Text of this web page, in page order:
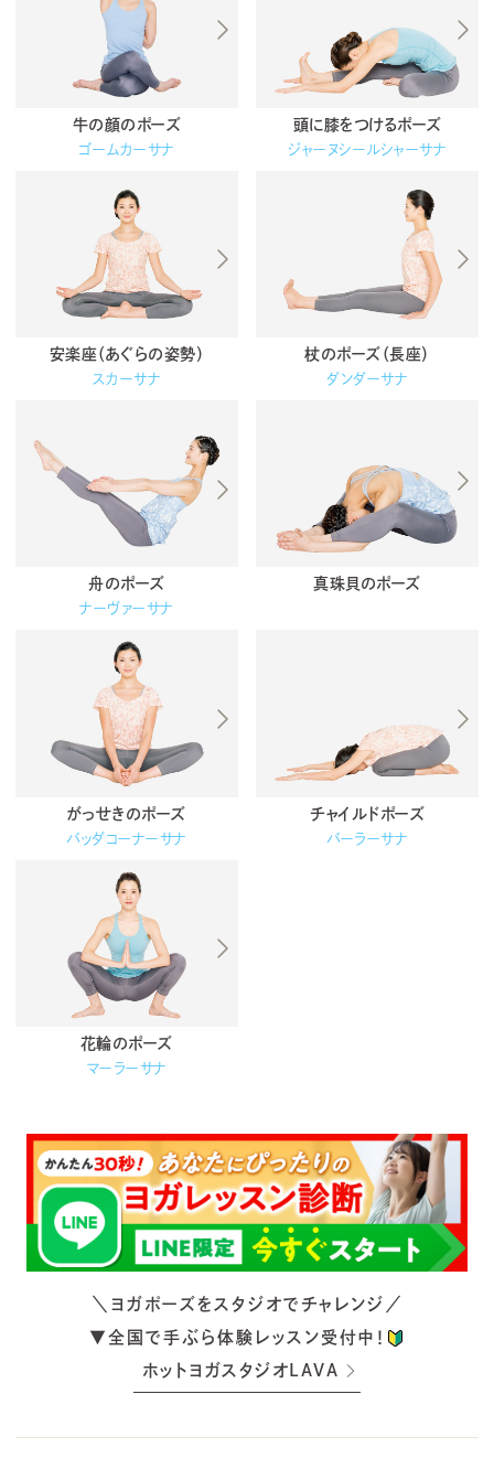
牛の顔のポーズ
ゴームカーサナ
頭に膝をつけるポーズ
ジャーヌシールシャーサナ
安楽座（あぐらの姿勢）
スカーサナ
杖のポーズ（長座）
ダンダーサナ
舟のポーズ
ナーヴァーサナ
真珠貝のポーズ
がっせきのポーズ
バッダコーナーサナ
チャイルドポーズ
バーラーサナ
花輪のポーズ
マーラーサナ
＼ヨガポーズをスタジオでチャレンジ／
▼全国で手ぶら体験レッスン受付中！
ホットヨガスタジオLAVA